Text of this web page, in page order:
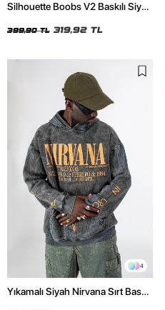
Silhouette Boobs V2 Baskılı Siyah
399,90 TL 319,92 TL
4
Yıkamalı Siyah Nirvana Sırt Baskılı